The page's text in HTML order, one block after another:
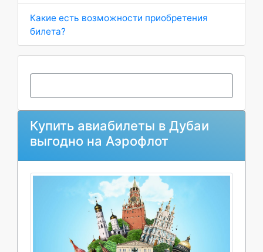
Какие есть возможности приобретения
билета?
Купить авиабилеты в Дубаи
выгодно на Аэрофлот